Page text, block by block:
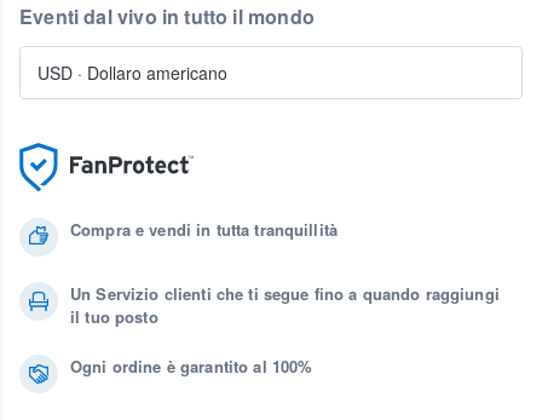
Compra e vendi in tutta tranquillità
Un Servizio clienti che ti segue fino a quando raggiungi
il tuo posto
Ogni ordine è garantito al 100%
Eventi dal vivo in tutto il mondo
USD · Dollaro americano